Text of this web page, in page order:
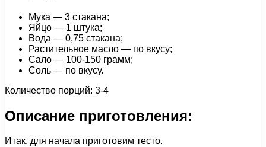
Мука — 3 стакана;
Яйцо — 1 штука;
Вода — 0,75 стакана;
Растительное масло — по вкусу;
Сало — 100-150 грамм;
Соль — по вкусу.
Количество порций: 3-4
Описание приготовления:
Итак, для начала приготовим тесто.